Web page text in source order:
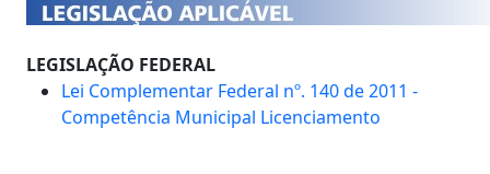
LEGISLAÇÃO FEDERAL
Lei Complementar Federal nº. 140 de 2011 -
Competência Municipal Licenciamento